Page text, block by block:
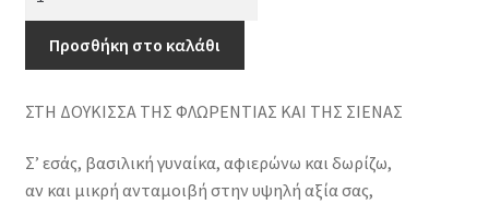
Τοσκάνης
(δίγλωσση
ελληνικά-
ποσότητα
Προσθήκη στο καλάθι
ΣΤΗ ΔΟΥΚΙΣΣΑ ΤΗΣ ΦΛΩΡΕΝΤΙΑΣ ΚΑΙ ΤΗΣ ΣΙΕΝΑΣ
Σ’ εσάς, βασιλική γυναίκα, αφιερώνω και δωρίζω,
αν και μικρή ανταμοιβή στην υψηλή αξία σας,